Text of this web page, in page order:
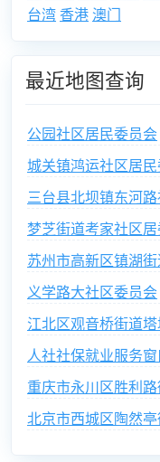
台湾 香港 澳门
最近地图查询
公园社区居民委员会
城关镇鸿运社区居
三台县北坝镇东河
梦芝街道考家社区
苏州市高新区镇湖
义学路大社区委员会
江北区观音桥街道
人社社保就业服务
重庆市永川区胜利
北京市西城区陶然